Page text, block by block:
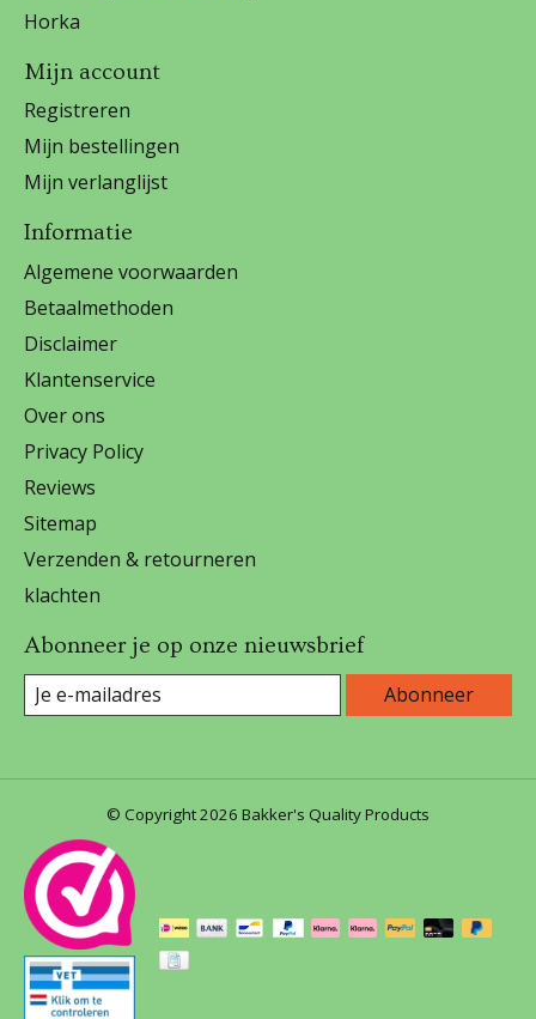
Horka
Mijn account
Registreren
Mijn bestellingen
Mijn verlanglijst
Informatie
Algemene voorwaarden
Betaalmethoden
Disclaimer
Klantenservice
Over ons
Privacy Policy
Reviews
Sitemap
Verzenden & retourneren
klachten
Abonneer je op onze nieuwsbrief
Abonneer
© Copyright 2026 Bakker's Quality Products